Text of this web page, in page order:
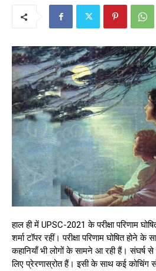
हाल ही में UPSC-2021 के परीक्षा परिणाम
शर्मा टॉपर रहीं। परीक्षा परिणाम घोषित होने के
कहानियाँ भी लोगों के सामने आ रही हैं। संघर्ष
लिए प्रेरणास्रोत हैं। इसी के साथ कई कोचिंग